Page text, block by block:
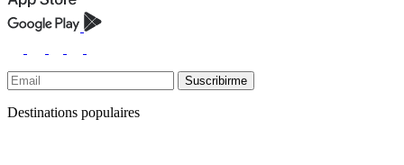
Suscribirme
Destinations populaires